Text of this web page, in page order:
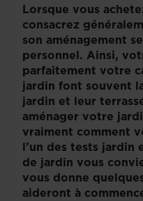
Lorsque vous
consacrez
son aménagement
personnel. Ainsi,
parfaitement votre
jardin font souvent
jardin et leur
aménager votre
vraiment comment
l’un des tests
de jardin vous
vous donne
aideront à